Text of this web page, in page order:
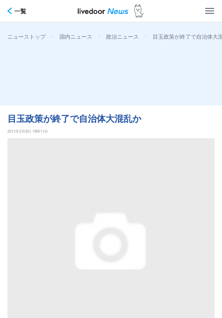
一覧
ニューストップ > 国内ニュース > 政治ニュース > 目玉政策が終了で自治体大
目玉政策が終了で自治体大混乱か
2011年2月8日 19時11分